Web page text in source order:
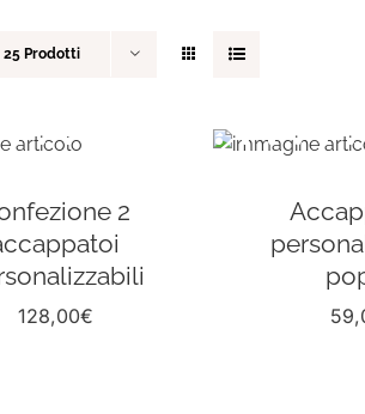
25 Prodotti
2
128,00€